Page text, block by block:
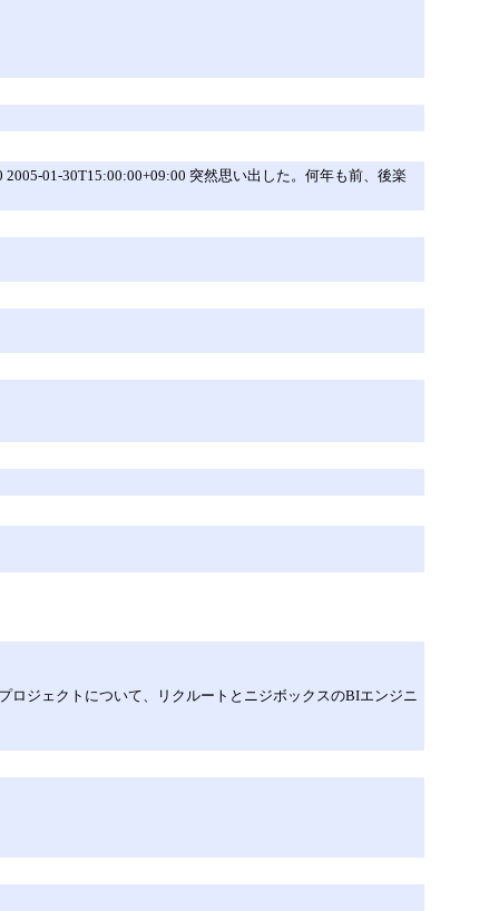
01-30T15:00:00+09:00 突然思い出した。何年も前、後楽
ロジェクトについて、リクルートとニジボックスのBIエンジニ